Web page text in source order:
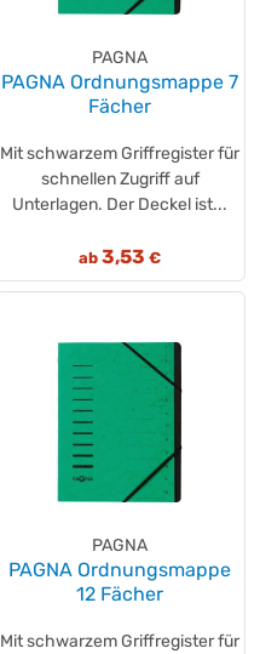
PAGNA
PAGNA Ordnungsmappe 7
Fächer
Mit schwarzem Griffregister für
schnellen Zugriff auf
Unterlagen. Der Deckel ist...
ab 3,53 €
PAGNA
PAGNA Ordnungsmappe
12 Fächer
Mit schwarzem Griffregister für